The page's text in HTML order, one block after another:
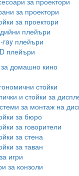
за проектори
за проектори
плейъри
ray плейъри
плейъри
домашно кино
стойки
и стойки за
за монтаж на
за бюро
за говорители
за стена
за таван
игри
за конзоли